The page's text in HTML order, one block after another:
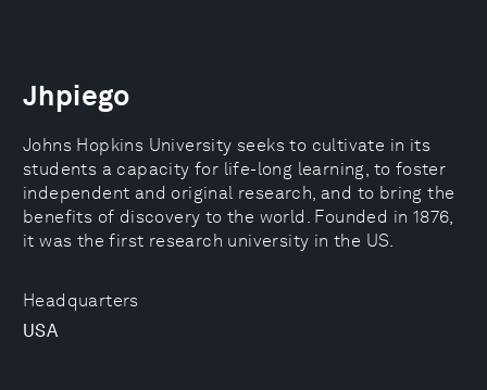
Headquarters
USA
Jhpiego
Johns Hopkins University seeks to cultivate in its
students a capacity for life-long learning, to foster
independent and original research, and to bring the
benefits of discovery to the world. Founded in 1876,
it was the first research university in the US.